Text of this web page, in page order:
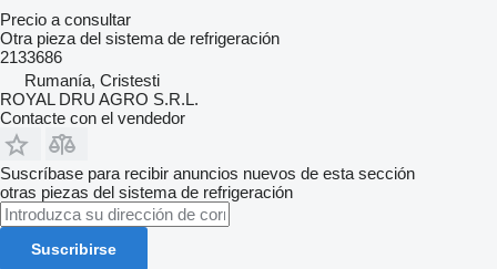
Precio a consultar
Otra pieza del sistema de refrigeración
2133686
Rumanía, Cristesti
ROYAL DRU AGRO S.R.L.
Contacte con el vendedor
Suscríbase para recibir anuncios nuevos de esta sección
otras piezas del sistema de refrigeración
Suscribirse